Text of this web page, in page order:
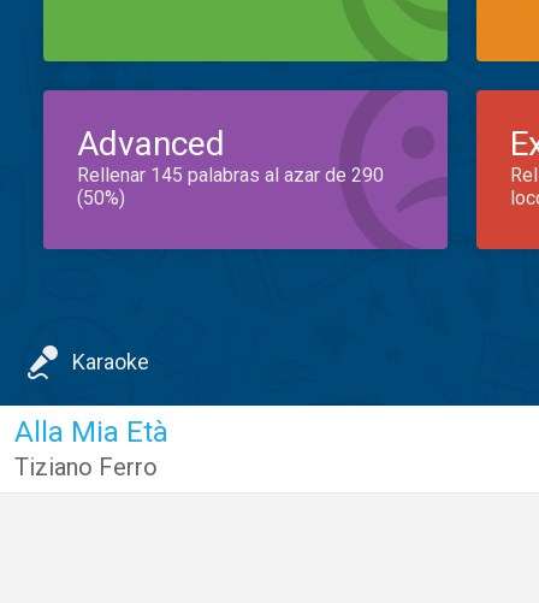
Advanced
Rellenar 145 palabras al azar de 290
(50%)
Karaoke
Alla Mia Età
Tiziano Ferro